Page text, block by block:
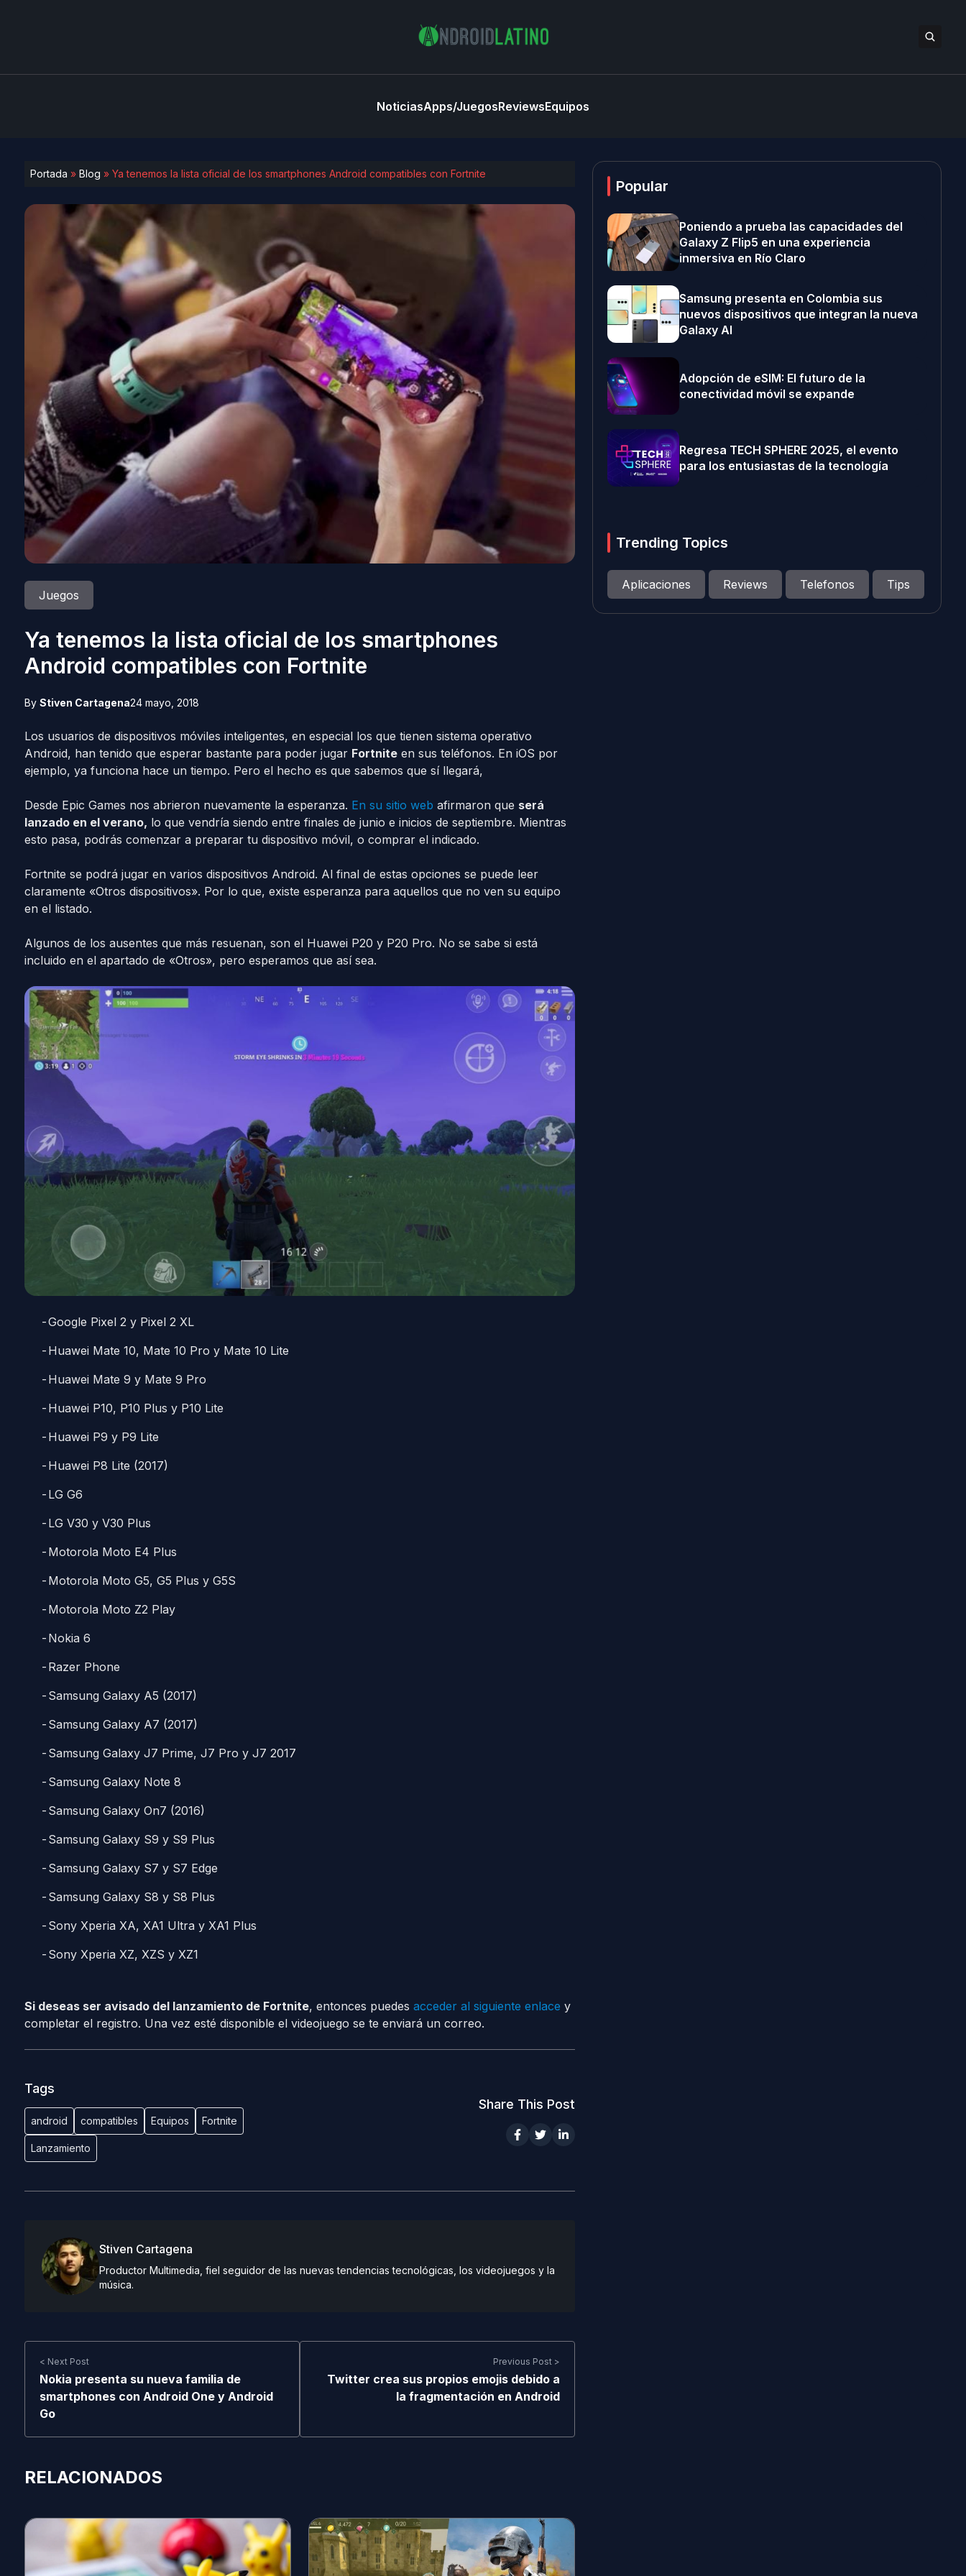
NoticiasApps/JuegosReviewsEquipos
Portada » Blog » Ya tenemos la lista oficial de los smartphones Android compatibles con Fortnite
Juegos
Ya tenemos la lista oficial de los smartphones
Android compatibles con Fortnite
By Stiven Cartagena24 mayo, 2018
Los usuarios de dispositivos móviles inteligentes, en especial los que tienen sistema operativo
Android, han tenido que esperar bastante para poder jugar Fortniteen sus teléfonos. En iOS por
ejemplo, ya funciona hace un tiempo. Pero el hecho es que sabemos que sí llegará,
Desde Epic Games nos abrieron nuevamente la esperanza. En su sitio web afirmaron que será
lanzado en el verano, lo que vendría siendo entre finales de junio e inicios de septiembre. Mientras
esto pasa, podrás comenzar a preparar tu dispositivo móvil, o comprar el indicado.
Fortnite se podrá jugar en varios dispositivos Android. Al final de estas opciones se puede leer
claramente «Otros dispositivos». Por lo que, existe esperanza para aquellos que no ven su equipo
en el listado.
Algunos de los ausentes que más resuenan, son el Huawei P20 y P20 Pro. No se sabe si está
incluido en el apartado de «Otros», pero esperamos que así sea.
Google Pixel 2 y Pixel 2 XL
Huawei Mate 10, Mate 10 Pro y Mate 10 Lite
Huawei Mate 9 y Mate 9 Pro
Huawei P10, P10 Plus y P10 Lite
Huawei P9 y P9 Lite
Huawei P8 Lite (2017)
LG G6
LG V30 y V30 Plus
Motorola Moto E4 Plus
Motorola Moto G5, G5 Plus y G5S
Motorola Moto Z2 Play
Nokia 6
Razer Phone
Samsung Galaxy A5 (2017)
Samsung Galaxy A7 (2017)
Samsung Galaxy J7 Prime, J7 Pro y J7 2017
Samsung Galaxy Note 8
Samsung Galaxy On7 (2016)
Samsung Galaxy S9 y S9 Plus
Samsung Galaxy S7 y S7 Edge
Samsung Galaxy S8 y S8 Plus
Sony Xperia XA, XA1 Ultra y XA1 Plus
Sony Xperia XZ, XZS y XZ1
Si deseas ser avisado del lanzamiento de Fortnite, entonces puedes acceder al siguiente enlace y
completar el registro. Una vez esté disponible el videojuego se te enviará un correo.
Tags
android compatibles Equipos Fortnite
Lanzamiento
Share This Post
Stiven Cartagena
Productor Multimedia, fiel seguidor de las nuevas tendencias tecnológicas, los videojuegos y la
música.
< Next Post
Nokia presenta su nueva familia de
smartphones con Android One y Android
Go
Previous Post >
Twitter crea sus propios emojis debido a
la fragmentación en Android
RELACIONADOS
Popular
Poniendo a prueba las capacidades del
Galaxy Z Flip5 en una experiencia
inmersiva en Río Claro
Samsung presenta en Colombia sus
nuevos dispositivos que integran la nueva
Galaxy AI
Adopción de eSIM: El futuro de la
conectividad móvil se expande
Regresa TECH SPHERE 2025, el evento
para los entusiastas de la tecnología
Trending Topics
Aplicaciones Reviews Telefonos Tips